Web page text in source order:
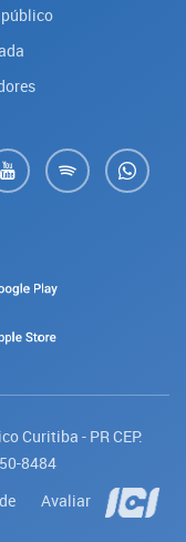
Curitiba - PR CEP:
8484
Avaliar